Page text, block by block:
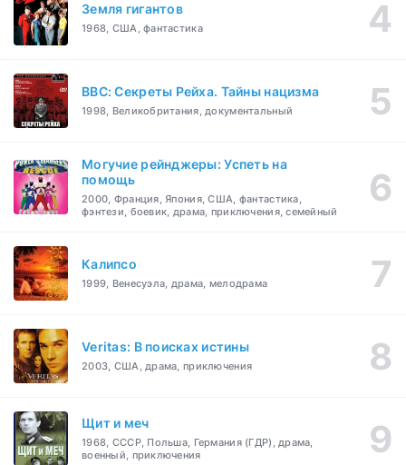
Земля гигантов
1968, США, фантастика
BBC: Секреты Рейха. Тайны нацизма
1998, Великобритания, документальный
Могучие рейнджеры: Успеть на
помощь
2000, Франция, Япония, США, фантастика,
фэнтези, боевик, драма, приключения, семейный
Калипсо
1999, Венесуэла, драма, мелодрама
Veritas: В поисках истины
2003, США, драма, приключения
Щит и меч
1968, СССР, Польша, Германия (ГДР), драма,
военный, приключения